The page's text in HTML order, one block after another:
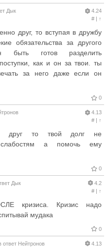
Дык
4.24
#| ↑
друг, то вступая в дружбу
обязательства за другого
быть готов разделить
как и он за твои. ты
за него даже если он
0
4.13
#| ↑
друг то твой долг не
слабостям а помочь ему
0
Дык
4.2
#| ↑
кризиса. Кризис надо
мудака
0
ответ Нейтронов
4.13